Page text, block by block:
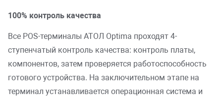
100% контроль качества
Все POS-терминалы АТОЛ Optima проходят 4-
ступенчатый контроль качества: контроль платы,
компонентов, затем проверяется работоспособность
готового устройства. На заключительном этапе на
терминал устанавливается операционная система и